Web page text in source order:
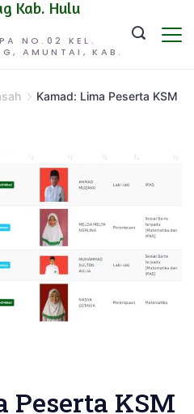
NO.02 KEL.
AMUNTAI, KAB.
Kab. Hulu
Kamad: Lima Peserta KSM
Peserta KSM